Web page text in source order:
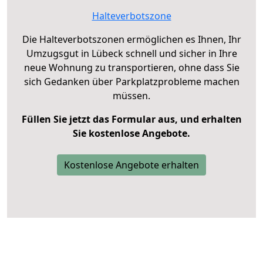
Halteverbotszone
Die Halteverbotszonen ermöglichen es Ihnen, Ihr
Umzugsgut in Lübeck schnell und sicher in Ihre
neue Wohnung zu transportieren, ohne dass Sie
sich Gedanken über Parkplatzprobleme machen
müssen.
Füllen Sie jetzt das Formular aus, und erhalten
Sie kostenlose Angebote.
Kostenlose Angebote erhalten